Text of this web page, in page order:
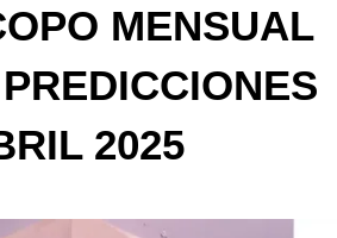
MENSUAL
2025